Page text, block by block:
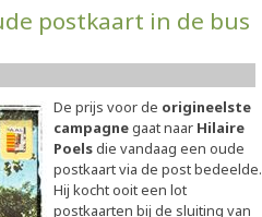
postkaart in de bus
De prijs voor de origineelste
campagnegaat naar Hilaire
Poelsdie vandaag een oude
postkaart via de post bedeelde.
Hij kocht ooit een lot
postkaarten bij de sluiting van